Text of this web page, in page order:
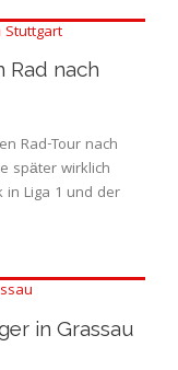
Rad nach
Rad-Tour nach
später wirklich
in Liga 1 und der
in Grassau